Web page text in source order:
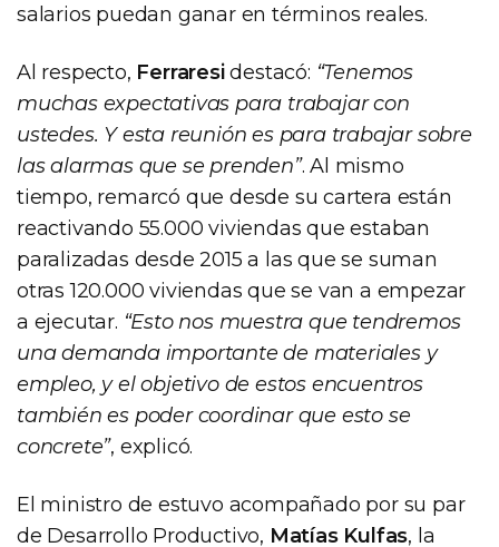
salarios puedan ganar en términos reales.
Al respecto, Ferraresidestacó: “Tenemos
muchas expectativas para trabajar con
ustedes. Y esta reunión es para trabajar sobre
las alarmas que se prenden”. Al mismo
tiempo, remarcó que desde su cartera están
reactivando 55.000 viviendas que estaban
paralizadas desde 2015 a las que se suman
otras 120.000 viviendas que se van a empezar
a ejecutar. “Esto nos muestra que tendremos
una demanda importante de materiales y
empleo, y el objetivo de estos encuentros
también es poder coordinar que esto se
concrete”, explicó.
El ministro de estuvo acompañado por su par
de Desarrollo Productivo, Matías Kulfas, la